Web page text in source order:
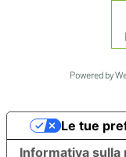
Powered by
Informativa sulla
Le tue